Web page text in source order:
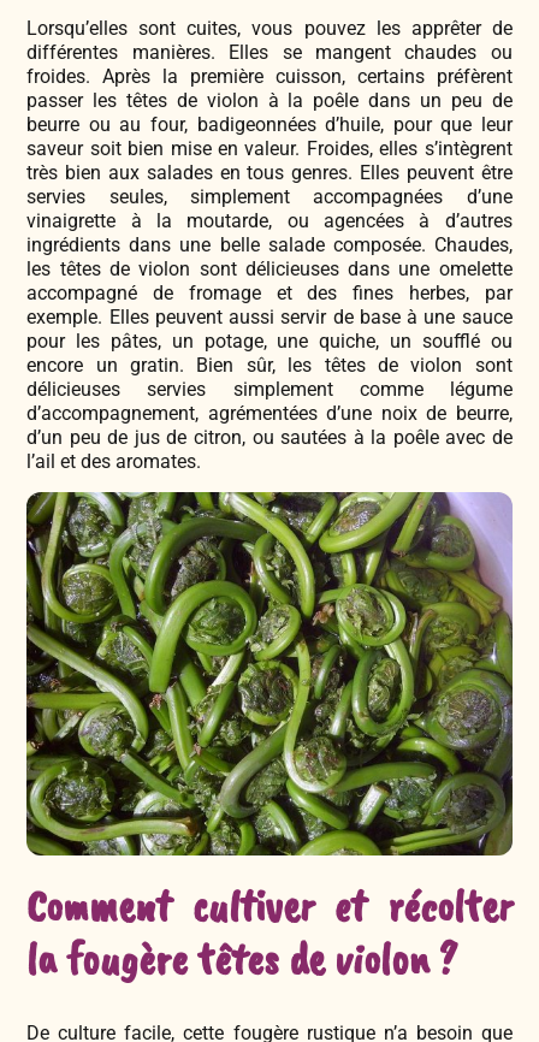
Lorsqu’elles sont cuites, vous pouvez les apprêter de
différentes manières. Elles se mangent chaudes ou
froides. Après la première cuisson, certains préfèrent
passer les têtes de violon à la poêle dans un peu de
beurre ou au four, badigeonnées d’huile, pour que leur
saveur soit bien mise en valeur. Froides, elles s’intègrent
très bien aux salades en tous genres. Elles peuvent être
servies seules, simplement accompagnées d’une
vinaigrette à la moutarde, ou agencées à d’autres
ingrédients dans une belle salade composée. Chaudes,
les têtes de violon sont délicieuses dans une omelette
accompagné de fromage et des fines herbes, par
exemple. Elles peuvent aussi servir de base à une sauce
pour les pâtes, un potage, une quiche, un soufflé ou
encore un gratin. Bien sûr, les têtes de violon sont
délicieuses servies simplement comme légume
d’accompagnement, agrémentées d’une noix de beurre,
d’un peu de jus de citron, ou sautées à la poêle avec de
l’ail et des aromates.
Comment cultiver et récolter
la fougère têtes de violon ?
De culture facile, cette fougère rustique n’a besoin que